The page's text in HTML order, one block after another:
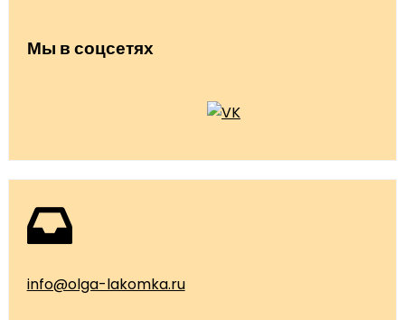
Мы в соцсетях
info@olga-lakomka.ru